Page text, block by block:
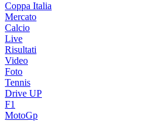
Coppa Italia
Mercato
Calcio
Live
Risultati
Video
Foto
Tennis
Drive UP
F1
MotoGp